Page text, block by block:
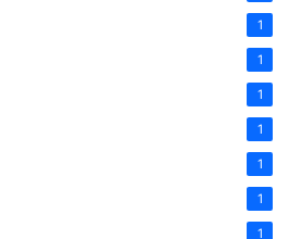
1
1
1
1
1
1
1